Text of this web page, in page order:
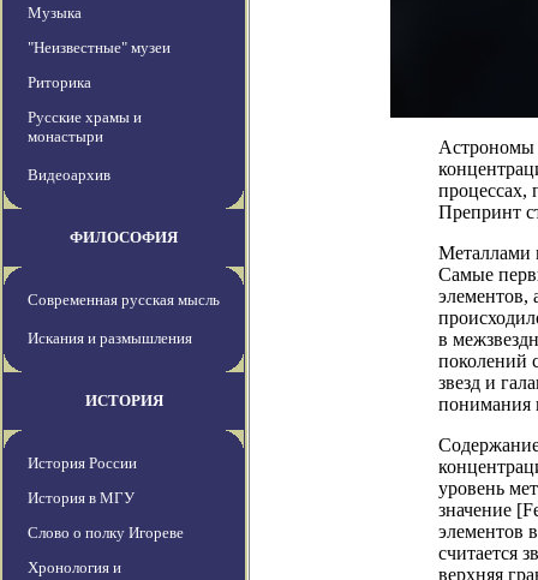
Музыка
"Неизвестные" музеи
Риторика
Русские храмы и
монастыри
Видеоархив
ФИЛОСОФИЯ
Современная русская мысль
Искания и размышления
ИСТОРИЯ
История России
История в МГУ
Слово о полку Игореве
Хронология и
Астрономы
процессах,
Препринт
Металлами
Самые
элементов,
в
поколений
звезд и
понимания
уровень
значение
элементов
считается
верхняя